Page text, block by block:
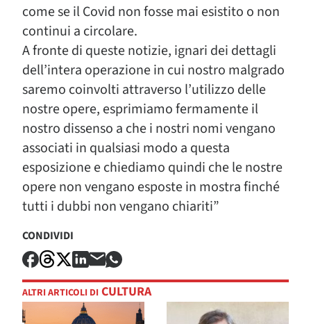
come se il Covid non fosse mai esistito o non
continui a circolare.
A fronte di queste notizie, ignari dei dettagli
dell’intera operazione in cui nostro malgrado
saremo coinvolti attraverso l’utilizzo delle
nostre opere, esprimiamo fermamente il
nostro dissenso a che i nostri nomi vengano
associati in qualsiasi modo a questa
esposizione e chiediamo quindi che le nostre
opere non vengano esposte in mostra finché
tutti i dubbi non vengano chiariti”
CONDIVIDI
ALTRI ARTICOLI DI CULTURA